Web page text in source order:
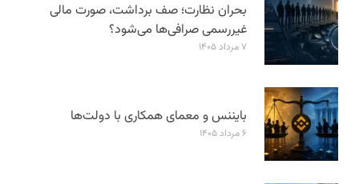
بحران نظارت؛ صف برداشت، صورت مالی
غیررسمی صرافی‌ها می‌شود؟
۷ مرداد ۱۴۰۵
بایننس و معمای همکاری با دولت‌ها
۶ مرداد ۱۴۰۵